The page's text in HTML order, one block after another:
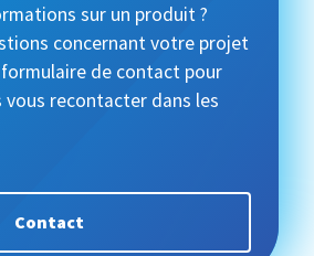
sur un produit ?
concernant votre projet
de contact pour
vous recontacter dans les
Contact